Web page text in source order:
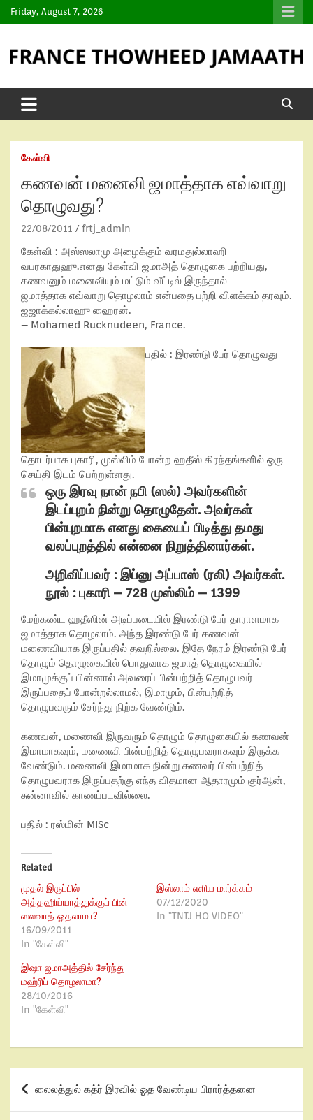
Friday, August 7, 2026
கேள்வி
கணவன் மனைவி ஜமாத்தாக எவ்வாறு
தொழுவது?
22/08/2011 frtj_admin
கேள்வி : அஸ்ஸலாமு அழைக்கும் வரமதுல்லாஹி
வபரகாதுஹு.எனது கேள்வி ஜமாஅத் தொழுகை பற்றியது,
கணவனும் மனைவியும் மட்டும் வீட்டில் இருந்தால்
ஜமாத்தாக எவ்வாறு தொழலாம் என்பதை பற்றி விளக்கம் தரவும்.
ஜஜாக்கல்லாஹு ஹைரன்.
– Mohamed Rucknudeen, France.
பதில் : இரண்டு பேர் தொழுவது
தொடர்பாக புகாரி, முஸ்லிம் போன்ற ஹதீஸ் கிரந்தங்களி்ல் ஒரு
செய்தி இடம் பெற்றுள்ளது.
ஒரு இரவு நான் நபி (ஸல்) அவர்களின்
இடப்புறம் நின்று தொழுதேன். அவர்கள்
பின்புறமாக எனது கையைப் பிடித்து தமது
வலப்புறத்தில் என்னை நிறுத்தினார்கள்.
அறிவிப்பவர் : இப்னு அப்பாஸ் (ரலி) அவர்கள்.
நூல் : புகாரி – 728 முஸ்லிம் – 1399
மேற்கண்ட ஹதீஸின் அடிப்படையில் இரண்டு பேர் தாராளமாக
ஜமாத்தாக தொழலாம். அந்த இரண்டு பேர் கணவன்
மணைவியாக இருப்பதில் தவறில்லை. இதே நேரம் இரண்டு பேர்
தொழும் தொழுகையில் பொதுவாக ஜமாத் தொழுகையில்
இமாமுக்குப் பின்னால் அவரைப் பின்பற்றித் தொழுபவர்
இருப்பதைப் போன்றல்லாமல், இமாமும், பின்பற்றித்
தொழுபவரும் சேர்ந்து நிற்க வேண்டும்.
கணவன், மணைவி இருவரும் தொழும் தொழுகையில் கணவன்
இமாமாகவும், மணைவி பின்பற்றித் தொழுபவராகவும் இருக்க
வேண்டும். மணைவி இமாமாக நின்று கணவர் பின்பற்றித்
தொழுபவராக இருப்பதற்கு எந்த விதமான ஆதாரமும் குர்ஆன்,
சுன்னாவில் காணப்படவில்லை.
பதில் : ரஸ்மின் MISc
Related
முதல் இருப்பில்
அத்தஹிய்யாத்துக்குப் பின்
ஸலவாத் ஓதலாமா?
16/09/2011
In "கேள்வி"
இஸ்லாம் எளிய மார்க்கம்
07/12/2020
In "TNTJ HO VIDEO"
இஷா ஜமாஅத்தில் சேர்ந்து
மஹ்ரிப் தொழலாமா?
28/10/2016
In "கேள்வி"
லைலத்துல் கத்ர் இரவில் ஓத வேண்டிய பிரார்த்தனை